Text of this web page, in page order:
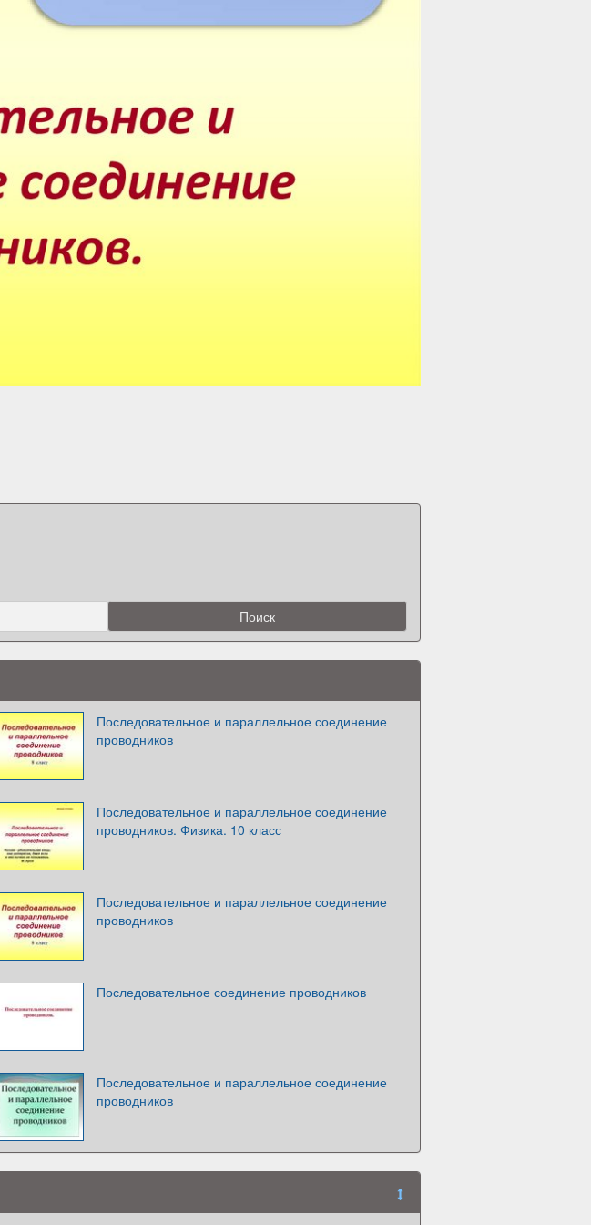
Последовательное и параллельное соединение
проводников
Последовательное и параллельное соединение
проводников. Физика. 10 класс
Последовательное и параллельное соединение
проводников
Последовательное соединение проводников
Последовательное и параллельное соединение
проводников